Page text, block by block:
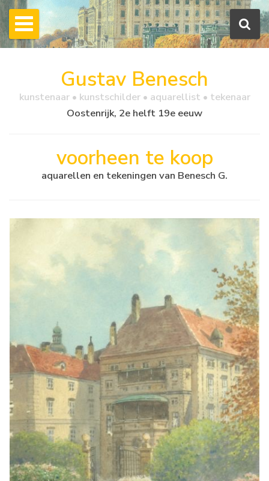
Gustav Benesch
kunstenaar • kunstschilder • aquarellist • tekenaar
Oostenrijk, 2e helft 19e eeuw
voorheen te koop
aquarellen en tekeningen van Benesch G.